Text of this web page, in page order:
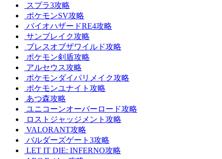
スプラ3攻略
ポケモンSV攻略
バイオハザードRE4攻略
サンブレイク攻略
ブレスオブザワイルド攻略
ポケモン剣盾攻略
アルセウス攻略
ポケモンダイパリメイク攻略
ポケモンユナイト攻略
あつ森攻略
ユニコーンオーバーロード攻略
ロストジャッジメント攻略
VALORANT攻略
バルダーズゲート3攻略
LET IT DIE: INFERNO攻略